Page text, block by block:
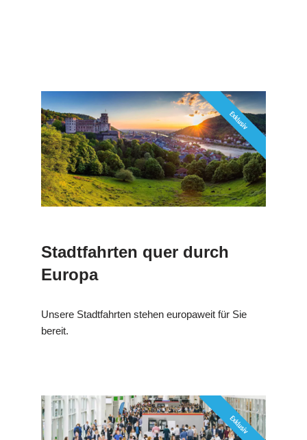
Stadtfahrten quer durch
Europa
Unsere Stadtfahrten stehen europaweit für Sie
bereit.